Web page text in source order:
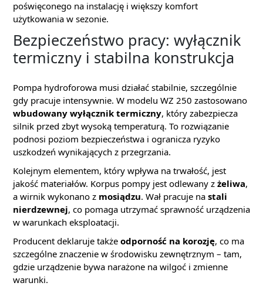
poświęconego na instalację i większy komfort
użytkowania w sezonie.
Bezpieczeństwo pracy: wyłącznik
termiczny i stabilna konstrukcja
Pompa hydroforowa musi działać stabilnie, szczególnie
gdy pracuje intensywnie. W modelu WZ 250 zastosowano
wbudowany wyłącznik termiczny, który zabezpiecza
silnik przed zbyt wysoką temperaturą. To rozwiązanie
podnosi poziom bezpieczeństwa i ogranicza ryzyko
uszkodzeń wynikających z przegrzania.
Kolejnym elementem, który wpływa na trwałość, jest
jakość materiałów. Korpus pompy jest odlewany z żeliwa,
a wirnik wykonano z mosiądzu. Wał pracuje na stali
nierdzewnej, co pomaga utrzymać sprawność urządzenia
w warunkach eksploatacji.
Producent deklaruje także odporność na korozję, co ma
szczególne znaczenie w środowisku zewnętrznym – tam,
gdzie urządzenie bywa narażone na wilgoć i zmienne
warunki.